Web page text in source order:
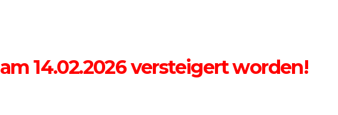
14.02.2026 versteigert worden!